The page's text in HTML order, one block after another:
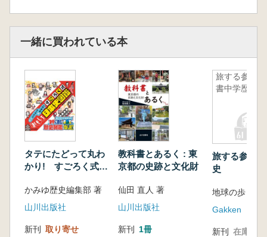
一緒に買われている本
タテにたどって丸わ
かり! すごろく式お
かみゆ歴史編集部 著
山川出版社
新刊 取り寄せ
教科書とあるく : 東
京都の史跡と文化財
仙田 直人 著
山川出版社
新刊 1冊
旅する参考
書中学歴史
旅する参考
史
地球の歩き方
Gakken
新刊 在庫なし